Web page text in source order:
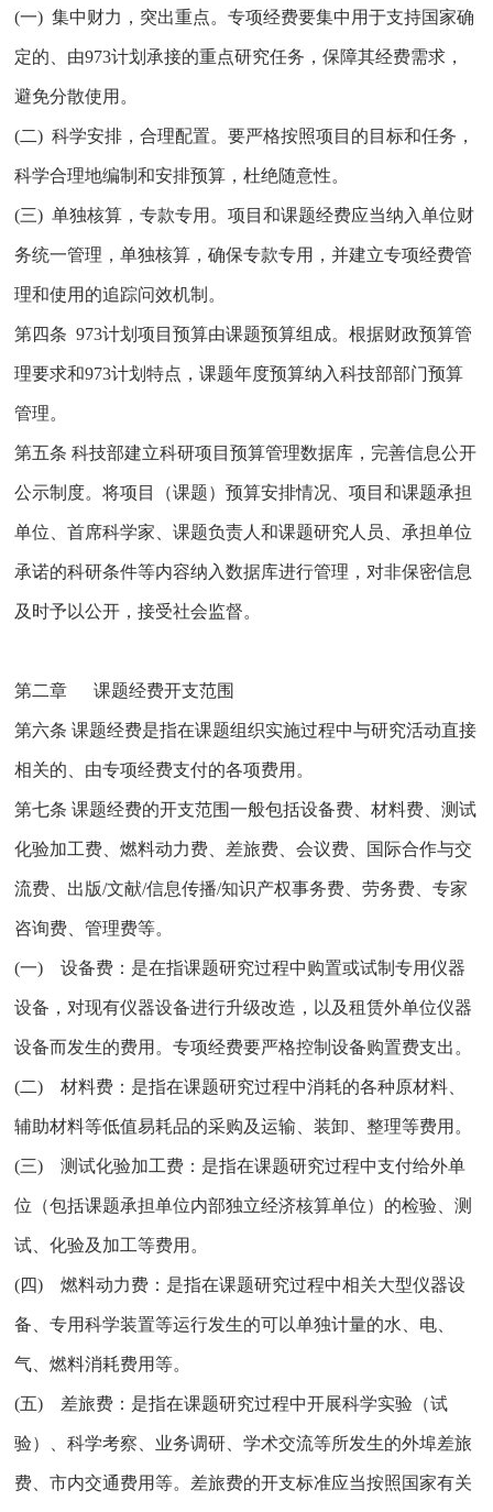
(一) 集中财力，突出重点。专项经费要集中用于支持国家确
定的、由973计划承接的重点研究任务，保障其经费需求，
避免分散使用。
(二) 科学安排，合理配置。要严格按照项目的目标和任务，
科学合理地编制和安排预算，杜绝随意性。
(三) 单独核算，专款专用。项目和课题经费应当纳入单位财
务统一管理，单独核算，确保专款专用，并建立专项经费管
理和使用的追踪问效机制。
第四条 973计划项目预算由课题预算组成。根据财政预算管
理要求和973计划特点，课题年度预算纳入科技部部门预算
管理。
第五条 科技部建立科研项目预算管理数据库，完善信息公开
公示制度。将项目（课题）预算安排情况、项目和课题承担
单位、首席科学家、课题负责人和课题研究人员、承担单位
承诺的科研条件等内容纳入数据库进行管理，对非保密信息
及时予以公开，接受社会监督。
第二章 课题经费开支范围
第六条 课题经费是指在课题组织实施过程中与研究活动直接
相关的、由专项经费支付的各项费用。
第七条 课题经费的开支范围一般包括设备费、材料费、测试
化验加工费、燃料动力费、差旅费、会议费、国际合作与交
流费、出版/文献/信息传播/知识产权事务费、劳务费、专家
咨询费、管理费等。
(一) 设备费：是在指课题研究过程中购置或试制专用仪器
设备，对现有仪器设备进行升级改造，以及租赁外单位仪器
设备而发生的费用。专项经费要严格控制设备购置费支出。
(二) 材料费：是指在课题研究过程中消耗的各种原材料、
辅助材料等低值易耗品的采购及运输、装卸、整理等费用。
(三) 测试化验加工费：是指在课题研究过程中支付给外单
位（包括课题承担单位内部独立经济核算单位）的检验、测
试、化验及加工等费用。
(四) 燃料动力费：是指在课题研究过程中相关大型仪器设
备、专用科学装置等运行发生的可以单独计量的水、电、
气、燃料消耗费用等。
(五) 差旅费：是指在课题研究过程中开展科学实验（试
验）、科学考察、业务调研、学术交流等所发生的外埠差旅
费、市内交通费用等。差旅费的开支标准应当按照国家有关